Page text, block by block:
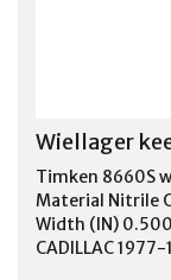
Wiellager
Timken 8660S
Material Nitrile
Width (IN) 0.500
CADILLAC 1977-